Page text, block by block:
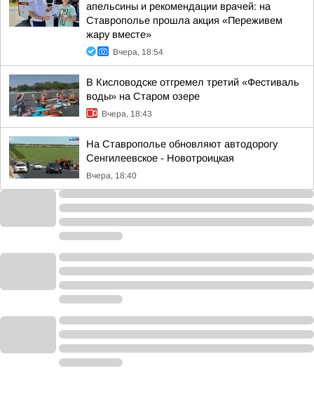
апельсины и рекомендации врачей: на
Ставрополье прошла акция «Переживем
жару вместе»
Вчера, 18:54
В Кисловодске отгремел третий «Фестиваль
воды» на Старом озере
Вчера, 18:43
На Ставрополье обновляют автодорогу
Сенгилеевское - Новотроицкая
Вчера, 18:40